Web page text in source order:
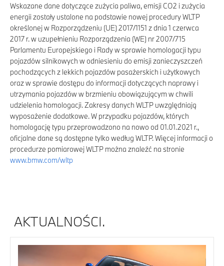
Wskazane dane dotyczące zużycia paliwa, emisji CO2 i zużycia
energii zostały ustalone na podstawie nowej procedury WLTP
określonej w Rozporządzeniu (UE) 2017/1151 z dnia 1 czerwca
2017 r. w uzupełnieniu Rozporządzenia (WE) nr 2007/715
Parlamentu Europejskiego i Rady w sprawie homologacji typu
pojazdów silnikowych w odniesieniu do emisji zanieczyszczeń
pochodzących z lekkich pojazdów pasażerskich i użytkowych
oraz w sprawie dostępu do informacji dotyczących naprawy i
utrzymania pojazdów w brzmieniu obowiązującym w chwili
udzielenia homologacji. Zakresy danych WLTP uwzględniają
wyposażenie dodatkowe. W przypadku pojazdów, których
homologację typu przeprowadzono na nowo od 01.01.2021 r.,
oficjalne dane są dostępne tylko według WLTP. Więcej informacji o
procedurze pomiarowej WLTP można znaleźć na stronie
www.bmw.com/wltp
AKTUALNOŚCI.